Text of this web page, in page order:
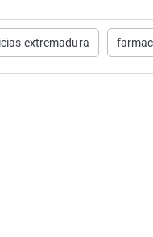
extremadura